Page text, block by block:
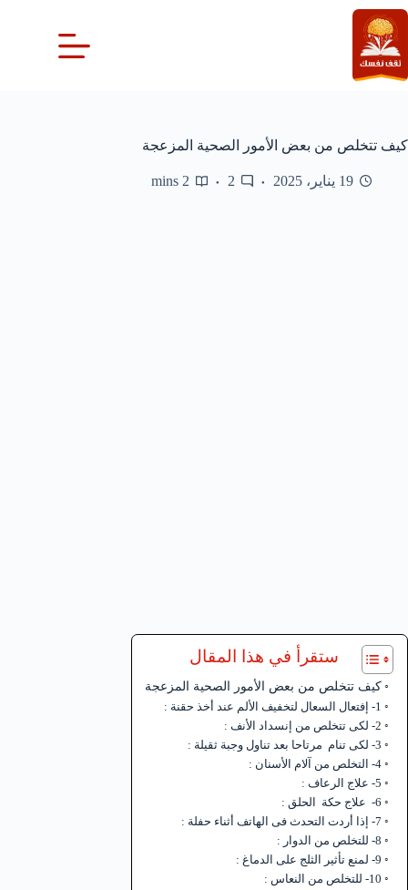
التجاوز
إلى
المحتوى
كيف تتخلص من بعض الأمور الصحية المزعجة
19 يناير، 2025 2
2 mins
ستقرأ في هذا المقال
كيف تتخلص من بعض الأمور الصحية المزعجة
1- إفتعال السعال لتخفيف الألم عند أخذ حقنة :
2- لكى تتخلص من إنسداد الأنف :
3- لكى تنام مرتاحا بعد تناول وجبة ثقيلة :
4- التخلص من آلام الأسنان :
5- علاج الرعاف :
6- علاج حكة الحلق :
7- إذا أردت التحدث فى الهاتف أثناء حفلة :
8- للتخلص من الدوار :
9- لمنع تأثير الثلج على الدماغ :
10- للتخلص من النعاس :